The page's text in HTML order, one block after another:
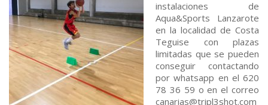
instalaciones de
Aqua&Sports Lanzarote
en la localidad de Costa
Teguise con plazas
limitadas que se pueden
conseguir contactando
por whatsapp en el 620
78 36 59 o en el correo
canarias@tripl3shot.com